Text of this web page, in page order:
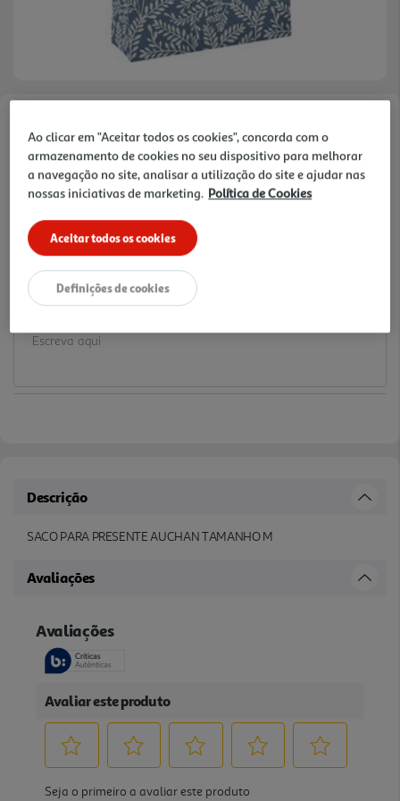
1.59 €/un
1,59 €
Notas de preparação
Descrição
SACO PARA PRESENTE AUCHAN TAMANHO M
Avaliações
Ao clicar em "Aceitar todos os cookies", concorda com o
armazenamento de cookies no seu dispositivo para melhorar
a navegação no site, analisar a utilização do site e ajudar nas
nossas iniciativas de marketing. Política de Cookies
Aceitar todos os cookies
Definições de cookies